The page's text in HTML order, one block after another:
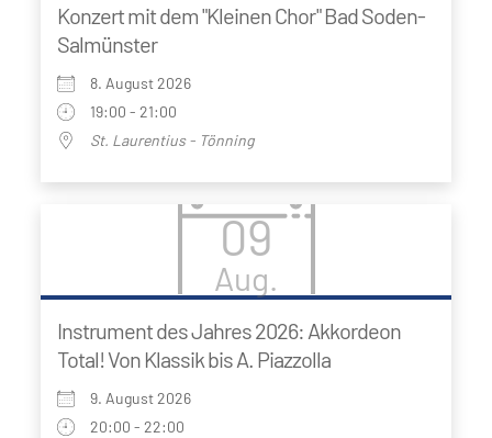
Konzert mit dem "Kleinen Chor" Bad Soden-
Salmünster
8. August 2026
19:00 - 21:00
St. Laurentius - Tönning
09
Aug.
Instrument des Jahres 2026: Akkordeon
Total! Von Klassik bis A. Piazzolla
9. August 2026
20:00 - 22:00